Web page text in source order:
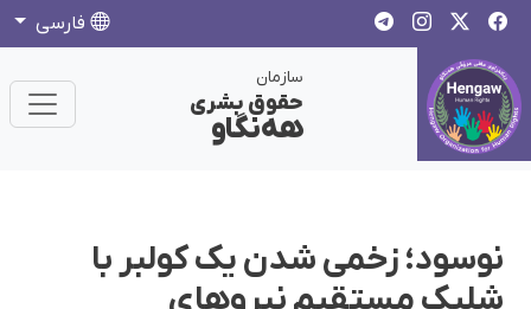
فارسی
سازمان
حقوق بشری
هەنگاو
نوسود؛ زخمی شدن یک کولبر با